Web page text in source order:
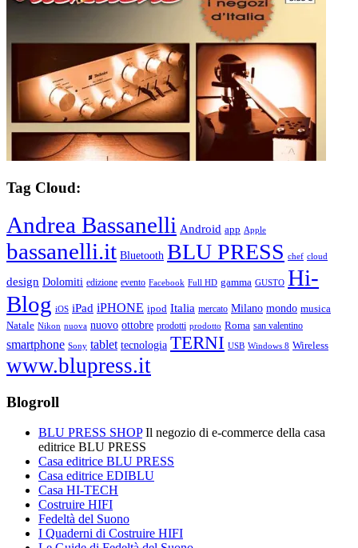
Tag Cloud:
Andrea Bassanelli Android app Apple
bassanelli.it Bluetooth BLU PRESS chef cloud
design Dolomiti edizione evento Facebook Full HD gamma GUSTO Hi-
Blog iOS iPad iPHONE ipod Italia mercato Milano mondo musica
Natale Nikon nuova nuovo ottobre prodotti prodotto Roma san valentino
smartphone Sony tablet tecnologia TERNI USB Windows 8 Wireless
www.blupress.it
Blogroll
BLU PRESS SHOPIl negozio di e-commerce della casa
editrice BLU PRESS
Casa editrice BLU PRESS
Casa editrice EDIBLU
Casa HI-TECH
Costruire HIFI
Fedeltà del Suono
I Quaderni di Costruire HIFI